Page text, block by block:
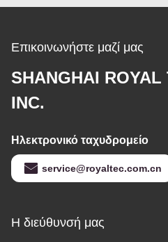
Επικοινωνήστε μαζί μας
SHANGHAI
INC.
Ηλεκτρονικό ταχυδρομείο
service@royaltec.com.cn
Η διεύθυνσή μας